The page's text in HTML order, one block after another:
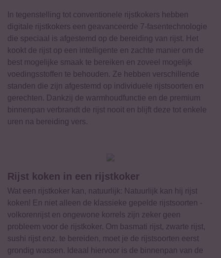
In tegenstelling tot conventionele rijstkokers hebben
digitale rijstkokers een geavanceerde 7-fasentechnologie
die speciaal is afgestemd op de bereiding van rijst. Het
kookt de rijst op een intelligente en zachte manier om de
best mogelijke smaak te bereiken en zoveel mogelijk
voedingsstoffen te behouden. Ze hebben verschillende
standen die zijn afgestemd op individuele rijstsoorten en
gerechten. Dankzij de warmhoudfunctie en de premium
binnenpan verbrandt de rijst nooit en blijft deze tot enkele
uren na bereiding vers.
Rijst koken in een rijstkoker
Wat een rijstkoker kan, natuurlijk: Natuurlijk kan hij rijst
koken! En niet alleen de klassieke gepelde rijstsoorten -
volkorenrijst en ongewone korrels zijn zeker geen
probleem voor de rijstkoker. Om basmati rijst, zwarte rijst,
sushi rijst enz. te bereiden, moet je de rijstsoorten eerst
grondig wassen. Ideaal hiervoor is de binnenpan van de